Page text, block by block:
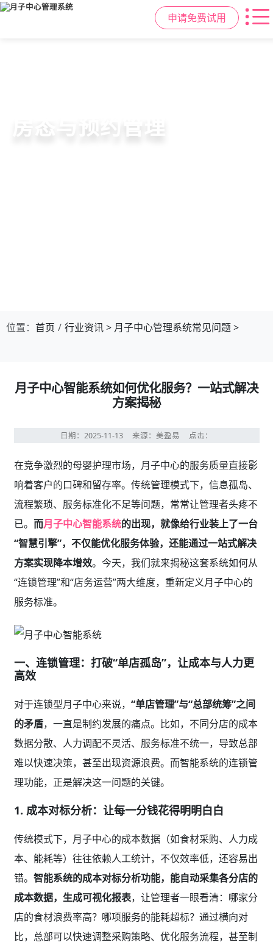
申请免费试用
一站式解决月子中心入住、护理、
母婴健康与护理管理
房态与预约管理
会员营销与智能锁客
位置： 首页 行业资讯> 月子中心管理系统常见问题>
月子中心智能系统如何优化服务？一站式解决
方案揭秘
日期：2025-11-13 来源：美盈易 点击：
在竞争激烈的母婴护理市场，月子中心的服务质量直接影
响着客户的口碑和留存率。传统管理模式下，信息孤岛、
流程繁琐、服务标准化不足等问题，常常让管理者头疼不
已。 而月子中心智能系统的出现，就像给行业装上了一台
“智慧引擎”，不仅能优化服务体验，还能通过一站式解决
方案实现降本增效。今天，我们就来揭秘这套系统如何从
“连锁管理”和“店务运营”两大维度，重新定义月子中心的
服务标准。
一、连锁管理：打破“单店孤岛”，让成本与人力更
高效
对于连锁型月子中心来说， “单店管理”与“总部统筹”之间
的矛盾，一直是制约发展的痛点。比如，不同分店的成本
数据分散、人力调配不灵活、服务标准不统一，导致总部
难以快速决策，甚至出现资源浪费。而智能系统的连锁管
理功能，正是解决这一问题的关键。
1. 成本对标分析：让每一分钱花得明明白白
传统模式下，月子中心的成本数据（如食材采购、人力成
本、能耗等）往往依赖人工统计，不仅效率低，还容易出
错。 智能系统的成本对标分析功能，能自动采集各分店的
成本数据，生成可视化报表，让管理者一眼看清：哪家分
店的食材浪费率高？哪项服务的能耗超标？通过横向对
比，总部可以快速调整采购策略、优化服务流程，甚至制